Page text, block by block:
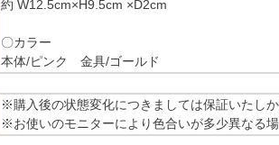
約 W12.5cm×H9.5cm ×D2cm
〇カラー
本体/ピンク 金具/ゴールド
※購入後の状態変化につきましては保証いたしか
※お使いのモニターにより色合いが多少異なる場